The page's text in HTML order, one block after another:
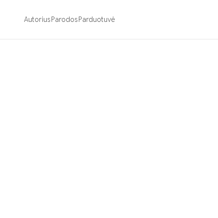
AutoriusParodosParduotuvė